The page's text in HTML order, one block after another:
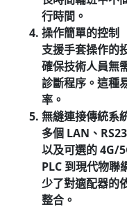
行時間。
操作簡單的控制
支援手套操作的
確保技術人員無
診斷程序。這種
率。
無縫連接傳統系
多個 LAN、
以及可選的 4G/
PLC 到現代物聯
少了對適配器的
整合。